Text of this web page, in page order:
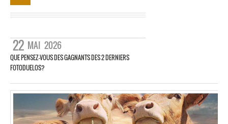
22 MAI 2026
QUE PENSEZ-VOUS DES GAGNANTS DES 2 DERNIERS
FOTODUELOS?